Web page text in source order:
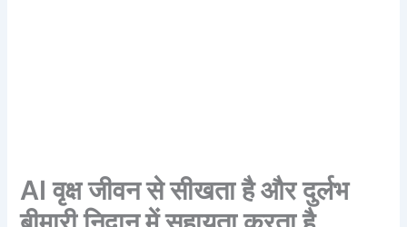
AI वृक्ष जीवन से सीखता है और दुर्लभ